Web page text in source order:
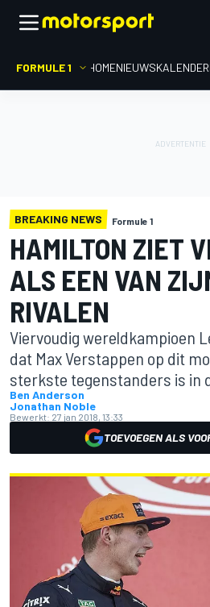
FORMULE 1 HOMENIEUWSKALENDER
BREAKING NEWS Formule 1
HAMILTON ZIET
ALS EEN VAN
RIVALEN
Viervoudig wereldkampioen
dat Max Verstappen op dit
sterkste tegenstanders is in
Ben Anderson
Jonathan Noble
Bewerkt: 27 jan 2018, 13:33
TOEVOEGEN ALS